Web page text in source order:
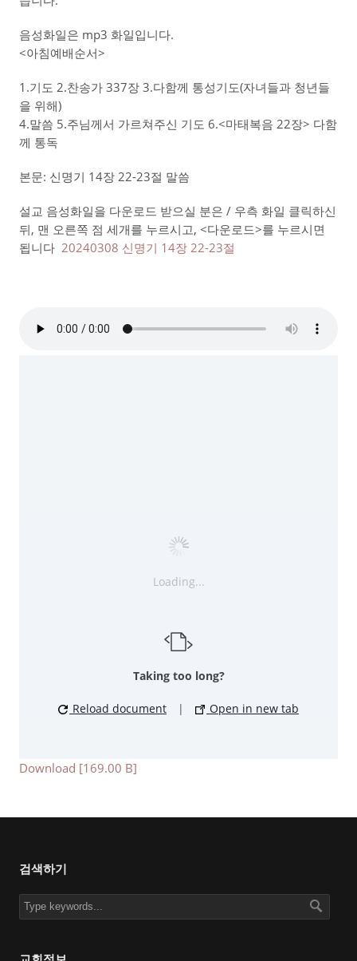
음성화일은 mp3 화일입니다.
<아침예배순서>
1.기도 2.찬송가 337장 3.다함께 통성기도(자녀들과 청년들
을 위해)
4.말씀 5.주님께서 가르쳐주신 기도 6.<마태복음 22장> 다함
께 통독
본문: 신명기 14장 22-23절 말씀
설교 음성화일을 다운로드 받으실 분은 / 우측 화일 클릭하신
뒤, 맨 오른쪽 점 세개를 누르시고, <다운로드>를 누르시면
됩니다 20240308 신명기 14장 22-23절
Loading...
Taking too long?
Reload document | Open in new tab
Download [169.00 B]
검색하기